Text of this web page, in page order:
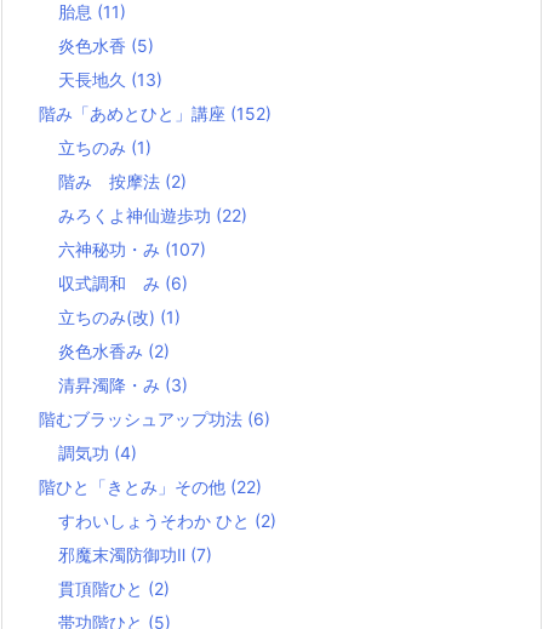
胎息 (11)
炎色水香 (5)
天長地久 (13)
階み「あめとひと」講座 (152)
立ちのみ (1)
階み 按摩法 (2)
みろくよ神仙遊歩功 (22)
六神秘功・み (107)
収式調和 み (6)
立ちのみ(改) (1)
炎色水香み (2)
清昇濁降・み (3)
階むブラッシュアップ功法 (6)
調気功 (4)
階ひと「きとみ」その他 (22)
すわいしょうそわか ひと (2)
邪魔末濁防御功Ⅱ (7)
貫頂階ひと (2)
帯功階ひと (5)